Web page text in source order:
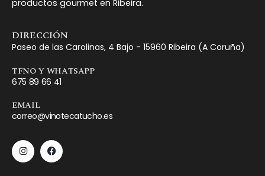
productos gourmet en Ribeira.
DIRECCIÓN
Paseo de las Carolinas, 4 Bajo - 15960 Ribeira (A Coruña)
TFNO Y WHATSAPP
675 89 66 41
EMAIL
correo@vinotecatucho.es